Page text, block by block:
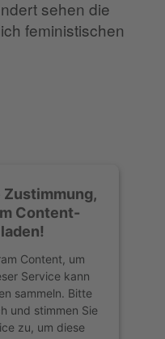
sehen die
feministischen
Content-
Content, um
Service kann
sammeln. Bitte
und stimmen Sie
zu, um diese